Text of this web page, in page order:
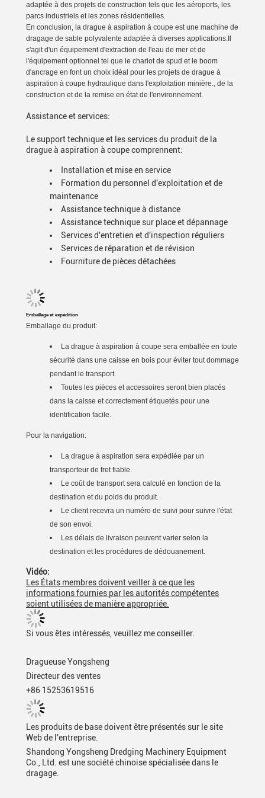
adaptée à des projets de construction tels que les aéroports, les
parcs industriels et les zones résidentielles.
En conclusion, la drague à aspiration à coupe est une machine de
dragage de sable polyvalente adaptée à diverses applications.Il
s'agit d'un équipement d'extraction de l'eau de mer et de
l'équipement optionnel tel que le chariot de spud et le boom
d'ancrage en font un choix idéal pour les projets de drague à
aspiration à coupe hydraulique dans l'exploitation minière., de la
construction et de la remise en état de l'environnement.
Assistance et services:
Le support technique et les services du produit de la
drague à aspiration à coupe comprennent:
Installation et mise en service
Formation du personnel d'exploitation et de
maintenance
Assistance technique à distance
Assistance technique sur place et dépannage
Services d'entretien et d'inspection réguliers
Services de réparation et de révision
Fourniture de pièces détachées
Emballage et expédition
Emballage du produit:
La drague à aspiration à coupe sera emballée en toute
sécurité dans une caisse en bois pour éviter tout dommage
pendant le transport.
Toutes les pièces et accessoires seront bien placés
dans la caisse et correctement étiquetés pour une
identification facile.
Pour la navigation:
La drague à aspiration sera expédiée par un
transporteur de fret fiable.
Le coût de transport sera calculé en fonction de la
destination et du poids du produit.
Le client recevra un numéro de suivi pour suivre l'état
de son envoi.
Les délais de livraison peuvent varier selon la
destination et les procédures de dédouanement.
Vidéo:
Les États membres doivent veiller à ce que les
informations fournies par les autorités compétentes
soient utilisées de manière appropriée.
Si vous êtes intéressés, veuillez me conseiller.
Dragueuse Yongsheng
Directeur des ventes
+86 15253619516
Les produits de base doivent être présentés sur le site
Web de l'entreprise.
Shandong Yongsheng Dredging Machinery Equipment
Co., Ltd. est une société chinoise spécialisée dans le
dragage.